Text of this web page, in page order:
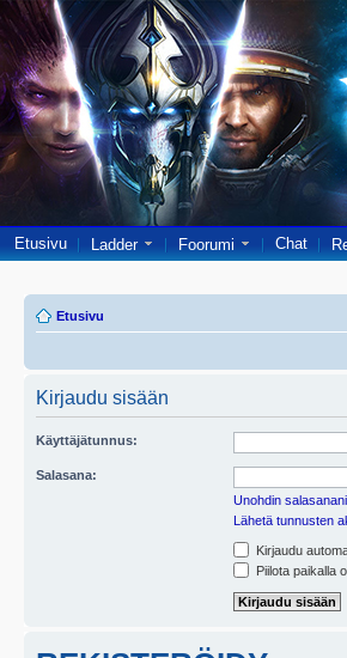
Etusivu Ladder Foorumi Chat
Etusivu
Kirjaudu sisään
Käyttäjätunnus:
Salasana:
Unohdin salasanani
Lähetä tunnusten
Kirjaudu
Piilota paikalla